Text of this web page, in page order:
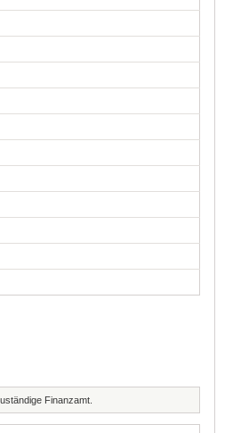
Finanzamt.